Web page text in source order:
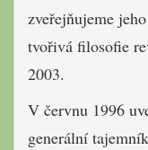
zveřejňujeme
tvořivá filosofie
2003.
V červnu 1996
generální